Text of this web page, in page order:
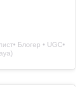
Блогер • UGC•